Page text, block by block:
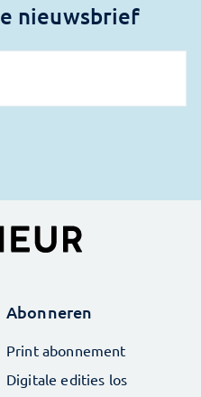
nieuwsbrief
Abonneren
Print abonnement
Digitale edities los